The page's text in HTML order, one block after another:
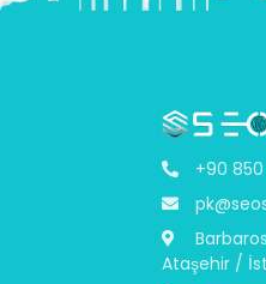
+90
Ataşehir /